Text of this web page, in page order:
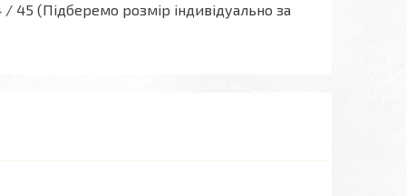
(Підберемо розмір індивідуально за